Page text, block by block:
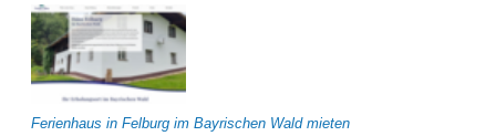
Ferienhaus in Felburg im Bayrischen Wald mieten